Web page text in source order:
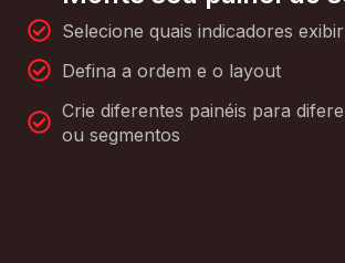
Selecione quais indicadores exibir
Defina a ordem e o layout
Crie diferentes painéis para
ou segmentos